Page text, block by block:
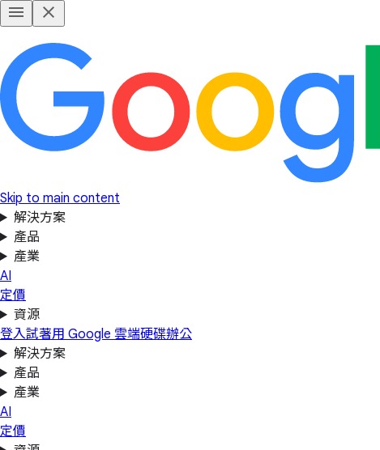
Skip to main content
解決方案
產品
產業
AI
定價
資源
登入試著用 Google 雲端硬碟辦公
解決方案
產品
產業
AI
定價